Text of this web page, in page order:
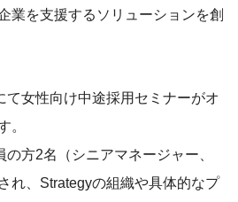
業を支援するソリューションを創
て女性向け中途採用セミナーがオ
。
方2名（シニアマネージャー、
れ、Strategyの組織や具体的なプ